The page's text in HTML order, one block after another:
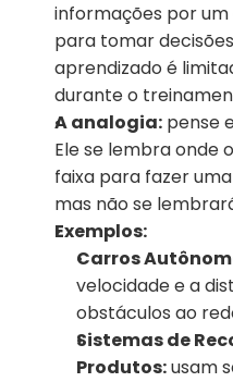
informações por
para tomar
aprendizado é
durante o
A analogia: pense
Ele se lembra onde
faixa para fazer
mas não se
Exemplos:
Carros
velocidade e a
obstáculos ao
Sistemas de
Produtos: usam